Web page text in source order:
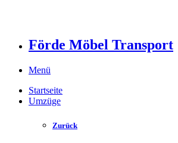
Förde Möbel Transport
Menü
Startseite
Umzüge
Zurück